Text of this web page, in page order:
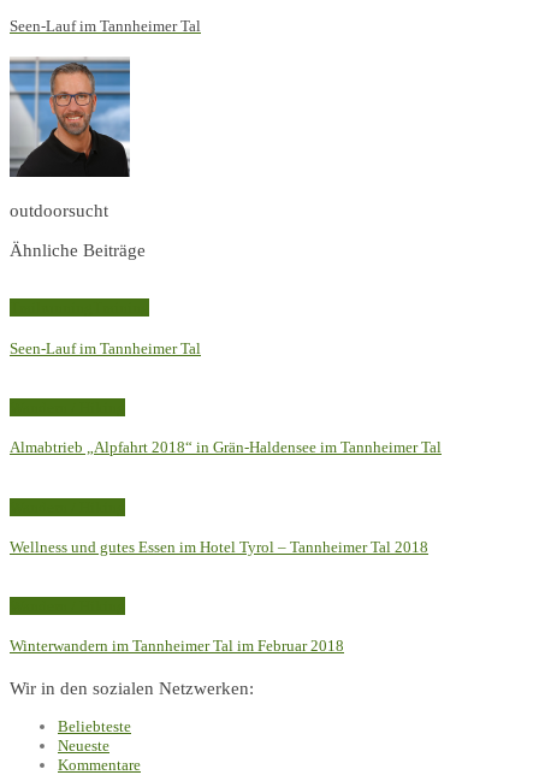
Seen-Lauf im Tannheimer Tal
outdoorsucht
Ähnliche Beiträge
Seen-Lauf im Tannheimer Tal
Almabtrieb „Alpfahrt 2018“ in Grän-Haldensee im Tannheimer Tal
Wellness und gutes Essen im Hotel Tyrol – Tannheimer Tal 2018
Winterwandern im Tannheimer Tal im Februar 2018
Wir in den sozialen Netzwerken:
Beliebteste
Neueste
Kommentare